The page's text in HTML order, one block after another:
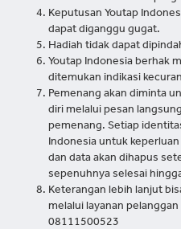
Keputusan Youtap
dapat diganggu gugat.
Hadiah tidak dapat
Youtap Indonesia berhak
ditemukan indikasi
Pemenang akan diminta
diri melalui pesan
pemenang. Setiap
Indonesia untuk
dan data akan dihapus
sepenuhnya selesai
Keterangan lebih lanjut
melalui layanan
08111500523